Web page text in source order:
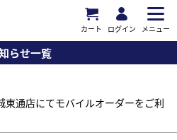
カート ログイン メニュー
らせ一覧
通店にてモバイルオーダーをご利